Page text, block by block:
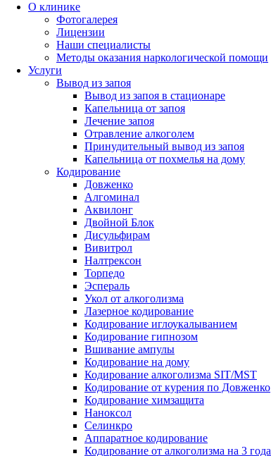
О клинике
Фотогалерея
Лицензии
Наши специалисты
Методы оказания наркологической помощи
Услуги
Вывод из запоя
Вывод из запоя в стационаре
Капельница от запоя
Лечение запоя
Отравление алкоголем
Принудительный вывод из запоя
Капельница от похмелья на дому
Кодирование
Довженко
Алгоминал
Аквилонг
Двойной Блок
Дисульфирам
Вивитрол
Налтрексон
Торпедо
Эспераль
Укол от алкоголизма
Лазерное кодирование
Кодирование иглоукалыванием
Кодирование гипнозом
Вшивание ампулы
Кодирование на дому
Кодирование алкоголизма SIT/MST
Кодирование от курения по Довженко
Кодирование химзащита
Наноксол
Селинкро
Аппаратное кодирование
Кодирование от алкоголизма на 3 года